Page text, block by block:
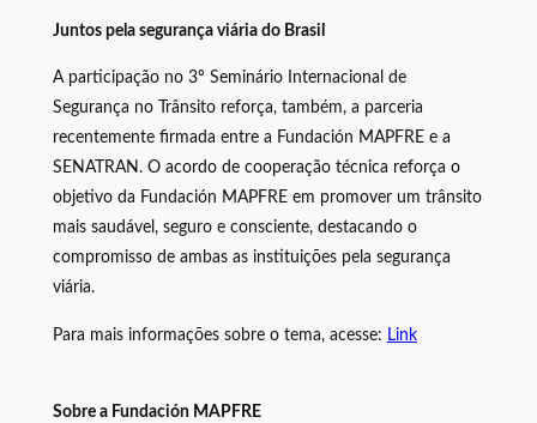
Juntos pela segurança viária do Brasil
A participação no 3º Seminário Internacional de
Segurança no Trânsito reforça, também, a parceria
recentemente firmada entre a Fundación MAPFRE e a
SENATRAN. O acordo de cooperação técnica reforça o
objetivo da Fundación MAPFRE em promover um trânsito
mais saudável, seguro e consciente, destacando o
compromisso de ambas as instituições pela segurança
viária.
Para mais informações sobre o tema, acesse: Link
Sobre a Fundación MAPFRE